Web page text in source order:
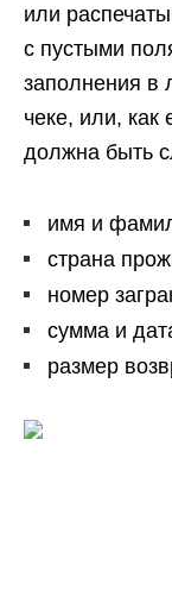
или
с пустыми
заполнения в
чеке, или, как
должна быть
имя и
страна
номер
сумма и
размер